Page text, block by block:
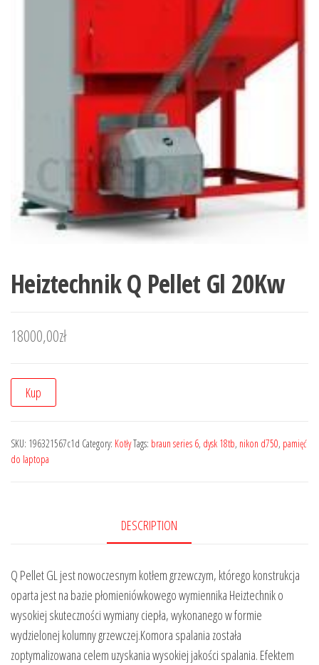
Heiztechnik Q Pellet Gl 20Kw
18000,00zł
Kup
SKU: 196321567c1d Category: KotłyTags: braun series 6, dysk 18tb, nikon d750, pamięć
do laptopa
DESCRIPTION
Q Pellet GL jest nowoczesnym kotłem grzewczym, którego konstrukcja
oparta jest na bazie płomieniówkowego wymiennika Heiztechnik o
wysokiej skuteczności wymiany ciepła, wykonanego w formie
wydzielonej kolumny grzewczej.Komora spalania została
zoptymalizowana celem uzyskania wysokiej jakości spalania. Efektem